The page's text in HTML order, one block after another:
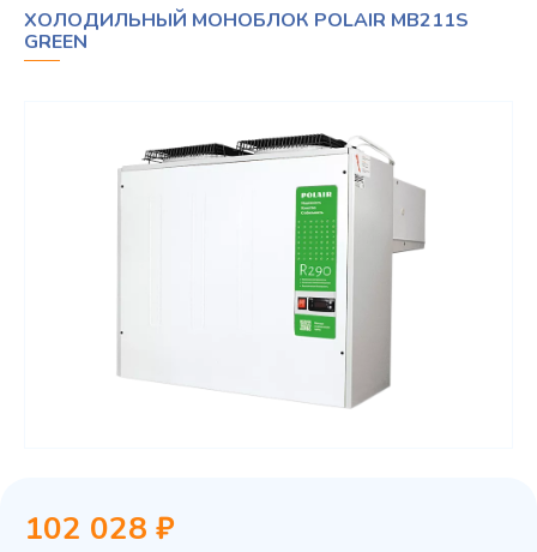
Режим работы:Пн..Пт: 9.00-18.00
ХОЛОДИЛЬНЫЙ МОНОБЛОК POLAIR MB211S
GREEN
102 028 ₽